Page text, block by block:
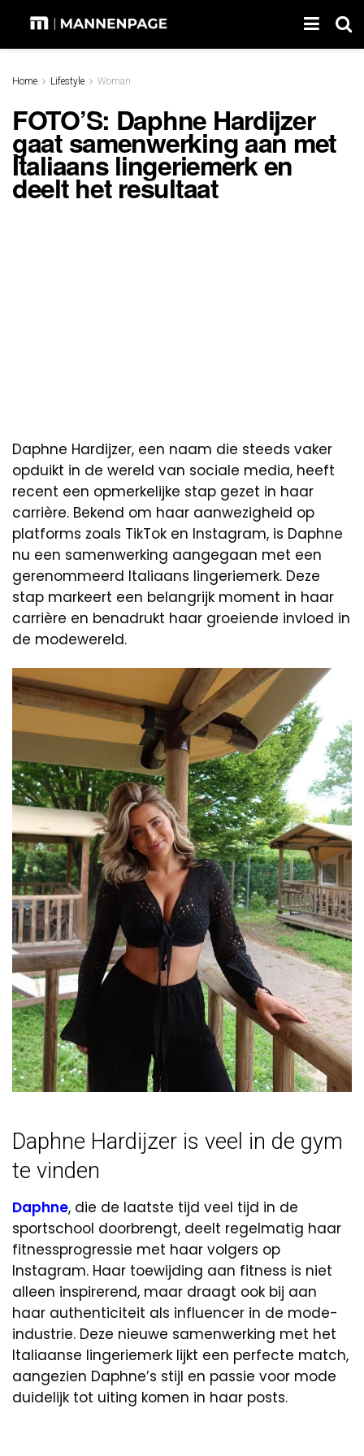
Home Lifestyle Woman
FOTO’S: Daphne Hardijzer
gaat samenwerking aan met
Italiaans lingeriemerk en
deelt het resultaat
Daphne Hardijzer, een naam die steeds vaker
opduikt in de wereld van sociale media, heeft
recent een opmerkelijke stap gezet in haar
carrière. Bekend om haar aanwezigheid op
platforms zoals TikTok en Instagram, is Daphne
nu een samenwerking aangegaan met een
gerenommeerd Italiaans lingeriemerk. Deze
stap markeert een belangrijk moment in haar
carrière en benadrukt haar groeiende invloed in
de modewereld.
Daphne Hardijzer is veel in de gym
te vinden
Daphne, die de laatste tijd veel tijd in de
sportschool doorbrengt, deelt regelmatig haar
fitnessprogressie met haar volgers op
Instagram. Haar toewijding aan fitness is niet
alleen inspirerend, maar draagt ook bij aan
haar authenticiteit als influencer in de mode-
industrie. Deze nieuwe samenwerking met het
Italiaanse lingeriemerk lijkt een perfecte match,
aangezien Daphne’s stijl en passie voor mode
duidelijk tot uiting komen in haar posts.